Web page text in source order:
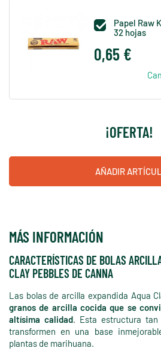

Papel Raw
32 hojas
0,65 €
¡OFERTA!
AÑADIR
MÁS INFORMACIÓN
CARACTERÍSTICAS DE BOLAS
CLAY PEBBLES DE CANNA
Las bolas de arcilla expandida Aqua
granos de arcilla cocida que se
altísima calidad. Esta estructura
transformen en una base
plantas de marihuana.